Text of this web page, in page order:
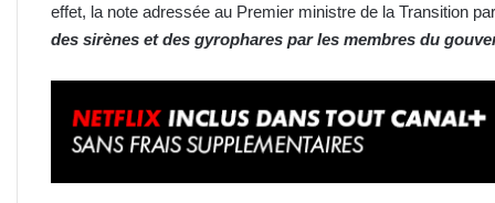
effet, la note adressée au Premier ministre de la Transition
des sirènes et des gyrophares par les membres du